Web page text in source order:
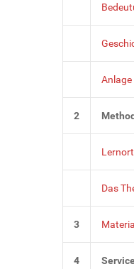
Anlage
2
Das
3
4